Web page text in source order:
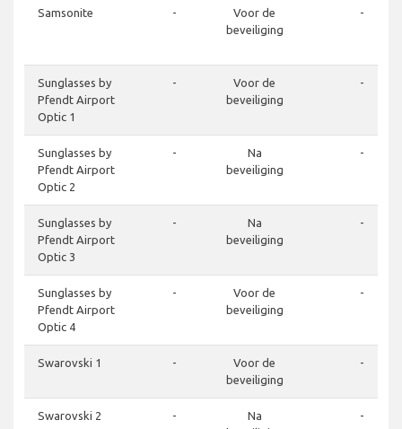
Samsonite -
Voor de
beveiliging
-
Sunglasses by
Pfendt Airport
Optic 1
-
Voor de
beveiliging
-
Sunglasses by
Pfendt Airport
Optic 2
-
Na
beveiliging
-
Sunglasses by
Pfendt Airport
Optic 3
-
Na
beveiliging
-
Sunglasses by
Pfendt Airport
Optic 4
-
Voor de
beveiliging
-
Swarovski 1 -
Voor de
beveiliging
-
Swarovski 2 -
Na
-